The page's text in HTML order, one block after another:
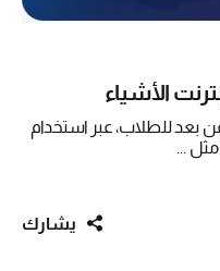
الأشياء
بعد للطلاب، عبر استخدام
مثل ...
يشارك